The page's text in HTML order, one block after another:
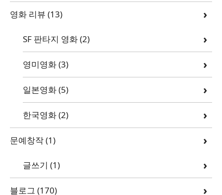
영화 리뷰 (13)
SF 판타지 영화(2)
영미영화(3)
일본영화(5)
한국영화(2)
문예창작(1)
글쓰기 (1)
블로그 (170)